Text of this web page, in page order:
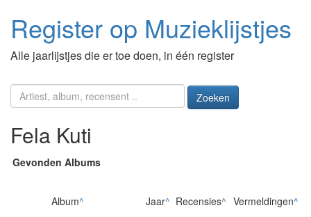
Register op Muzieklijstjes
Alle jaarlijstjes die er toe doen, in één register
Zoeken
Fela Kuti
Gevonden Albums
Album^ Jaar^ Recensies^ Vermeldingen^